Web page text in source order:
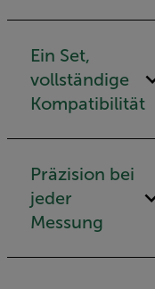
Ein Set,
vollständige
Kompatibilität
Präzision bei
jeder
Messung